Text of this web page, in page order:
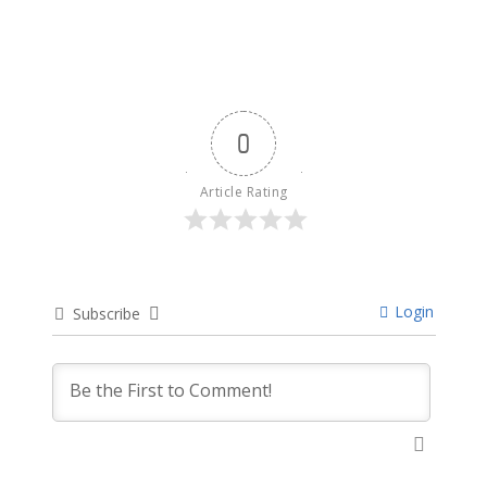
0
Article Rating
Subscribe Login